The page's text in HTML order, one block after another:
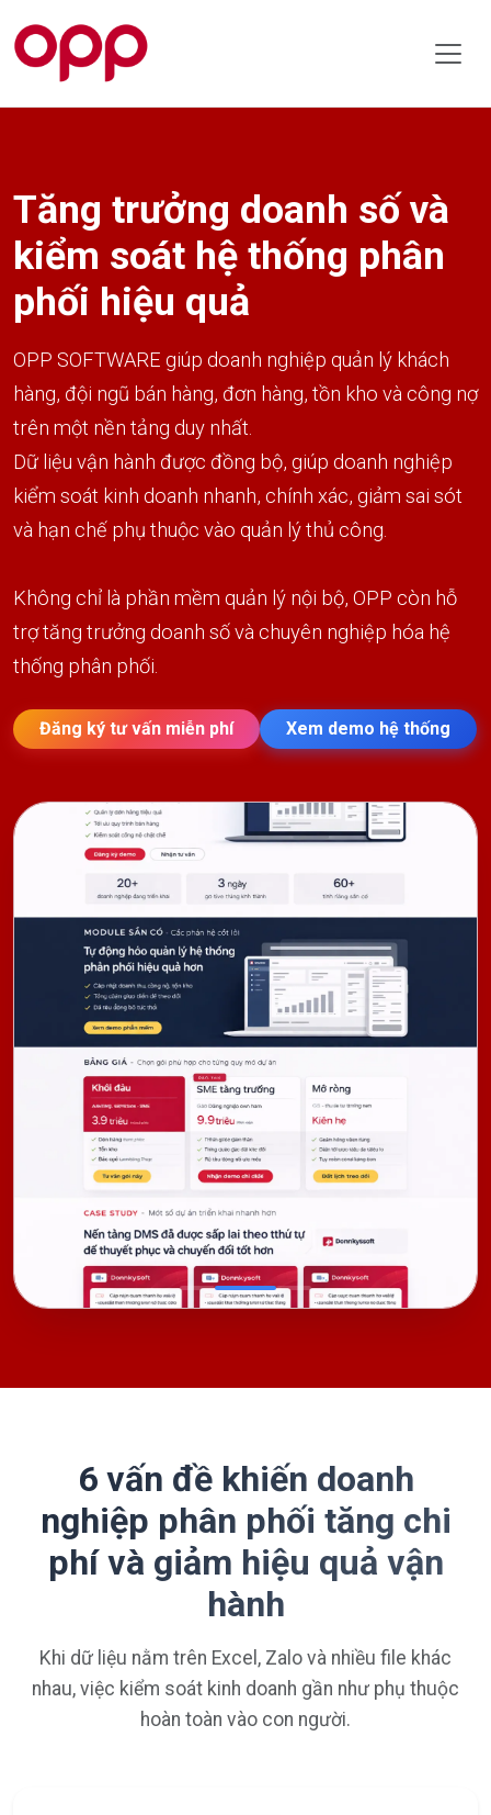
Tăng trưởng doanh số và
kiểm soát hệ thống phân
phối hiệu quả
OPP SOFTWARE giúp doanh nghiệp quản lý khách
hàng, đội ngũ bán hàng, đơn hàng, tồn kho và công nợ
trên một nền tảng duy nhất.
Dữ liệu vận hành được đồng bộ, giúp doanh nghiệp
kiểm soát kinh doanh nhanh, chính xác, giảm sai sót
và hạn chế phụ thuộc vào quản lý thủ công.
Không chỉ là phần mềm quản lý nội bộ, OPP còn hỗ
trợ tăng trưởng doanh số và chuyên nghiệp hóa hệ
thống phân phối.
Đăng ký tư vấn miễn phí Xem demo hệ thống
6 vấn đề khiến doanh
nghiệp phân phối tăng chi
phí và giảm hiệu quả vận
hành
Khi dữ liệu nằm trên Excel, Zalo và nhiều file khác
nhau, việc kiểm soát kinh doanh gần như phụ thuộc
hoàn toàn vào con người.